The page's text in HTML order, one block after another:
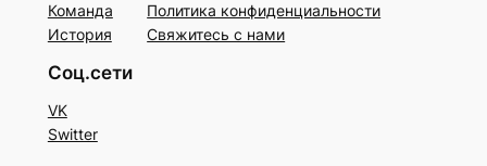
Команда
История
Политика конфиденциальности
Свяжитесь с нами
Соц.сети
VK
Switter